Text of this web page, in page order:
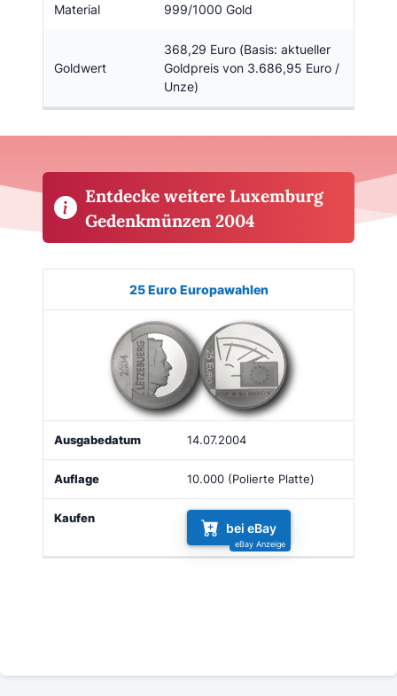
Material 999/1000 Gold
Goldwert
368,29 Euro (Basis: aktueller
Goldpreis von 3.686,95 Euro /
Unze)
Entdecke weitere Luxemburg
Gedenkmünzen 2004
Bild Ausgabe Auflage
25 Euro Europawahlen
14.07.2004
10.000 (Polierte Platte)
bei eBay